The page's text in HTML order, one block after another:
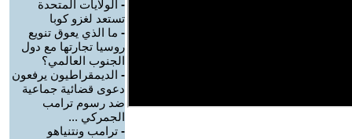
- الولايات المتحدة
تستعد لغزو كوبا
- ما الذي يعوق تنويع
روسيا تجارتها مع دول
الجنوب العالمي؟
- الديمقراطيون يرفعون
دعوى قضائية جماعية
ضد رسوم ترامب
الجمركي ...
- ترامب ونتنياهو